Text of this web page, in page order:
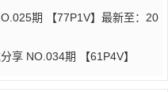
期 【77P1V】最新至：20
享 NO.034期 【61P4V】